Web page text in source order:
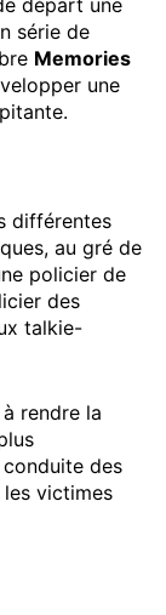
départ une
série de
Memories
une
différentes
au gré de
policier de
des
talkie-
rendre la
des
victimes